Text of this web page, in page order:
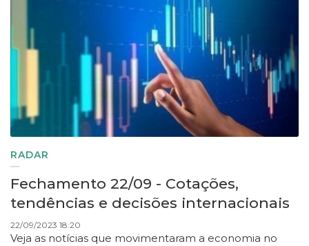
RADAR
Fechamento 22/09 - Cotações,
tendências e decisões internacionais
22/09/2023 18:20
Veja as notícias que movimentaram a economia no